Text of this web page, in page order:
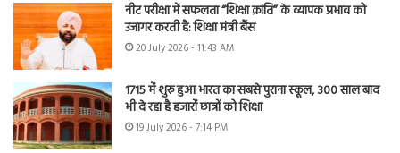
नीट परीक्षा में सफलता “शिक्षा क्रांति” के व्यापक प्रभाव को
उजागर करती है: शिक्षा मंत्री बैंस
20 July 2026 - 11:43 AM
1715 में शुरू हुआ भारत का सबसे पुराना स्कूल, 300 साल बाद
भी दे रहा है हजारों छात्रों को शिक्षा
19 July 2026 - 7:14 PM